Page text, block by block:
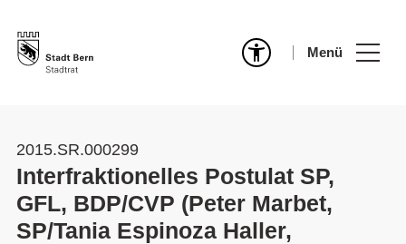
Menü
2015.SR.000299
Interfraktionelles Postulat SP,
GFL, BDP/CVP (Peter Marbet,
SP/Tania Espinoza Haller,